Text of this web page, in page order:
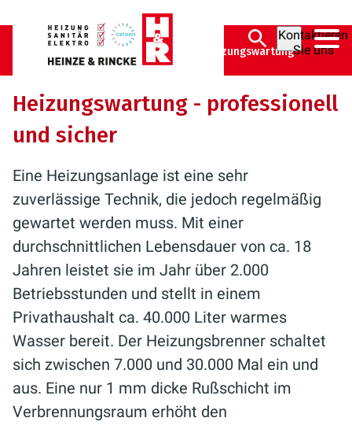
Kontaktieren
Sie uns
Heinze & Rincke GmbH Heizung Heizungswartung
Heizungswartung - professionell
und sicher
Eine Heizungsanlage ist eine sehr
zuverlässige Technik, die jedoch regelmäßig
gewartet werden muss. Mit einer
durchschnittlichen Lebensdauer von ca. 18
Jahren leistet sie im Jahr über 2.000
Betriebsstunden und stellt in einem
Privathaushalt ca. 40.000 Liter warmes
Wasser bereit. Der Heizungsbrenner schaltet
sich zwischen 7.000 und 30.000 Mal ein und
aus. Eine nur 1 mm dicke Rußschicht im
Verbrennungsraum erhöht den